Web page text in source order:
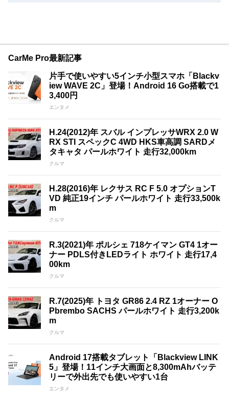
CarMe Pro最新記事
片手で使いやすい5インチ小型スマホ「Blackv
iew WAVE 2C」登場！Android 16 Go搭載で1
3,400円
エンタメ
H.24(2012)年 スバル インプレッサWRX 2.0 W
RX STI スペックC 4WD HKS車高調 SARDメ
タキャタ パールホワイト 走行32,000km
クルマ
H.28(2016)年 レクサス RC F 5.0 オプションT
VD 純正19インチ パールホワイト 走行33,500k
m
クルマ
R.3(2021)年 ポルシェ 718ケイマン GT4 1オー
ナー PDLS付きLEDライト ホワイト 走行17,4
00km
クルマ
R.7(2025)年 トヨタ GR86 2.4 RZ 1オーナー O
Pbrembo SACHS パールホワイト 走行3,200k
m
クルマ
Android 17搭載タブレット「Blackview LINK
5」登場！11インチ大画面と8,300mAhバッテ
リーで外出先でも使いやすい1台
エンタメ